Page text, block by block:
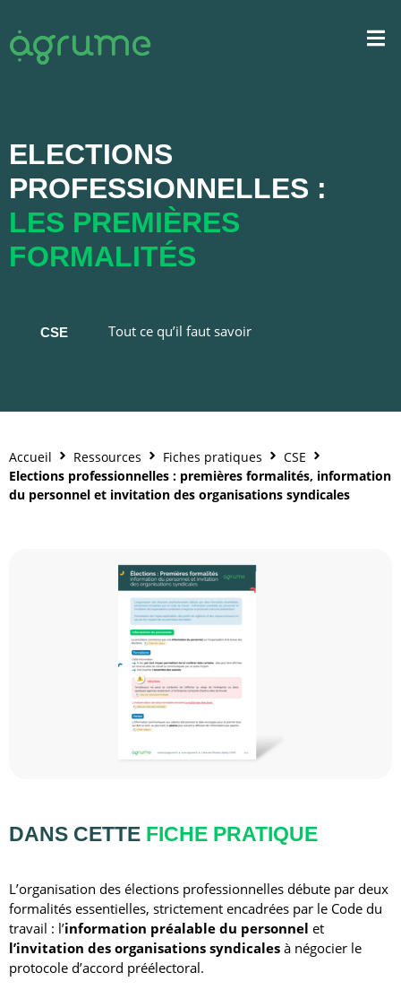
ELECTIONS
PROFESSIONNELLES :
LES PREMIÈRES
FORMALITÉS
CSE Tout ce qu’il faut savoir
Accueil Ressources Fiches pratiques
CSE
Elections professionnelles : premières formalités, information
du personnel et invitation des organisations syndicales
DANS CETTE FICHE PRATIQUE
L’organisation des élections professionnelles débute par deux
formalités essentielles, strictement encadrées par le Code du
travail : l’information préalable du personnel et
l’invitation des organisations syndicales à négocier le
protocole d’accord préélectoral.